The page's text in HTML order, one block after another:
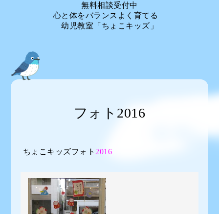
無料相談受付中
心と体をバランスよく育てる
幼児教室「ちょこキッズ」
フォト2016
ちょこキッズフォト 2016